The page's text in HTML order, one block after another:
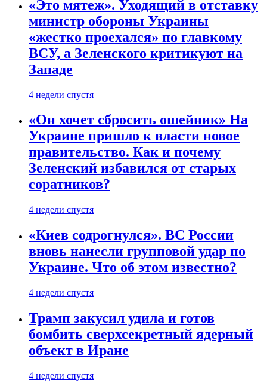
«Это мятеж». Уходящий в отставку
министр обороны Украины
«жестко проехался» по главкому
ВСУ, а Зеленского критикуют на
Западе
4 недели спустя
«Он хочет сбросить ошейник» На
Украине пришло к власти новое
правительство. Как и почему
Зеленский избавился от старых
соратников?
4 недели спустя
«Киев содрогнулся». ВС России
вновь нанесли групповой удар по
Украине. Что об этом известно?
4 недели спустя
Трамп закусил удила и готов
бомбить сверхсекретный ядерный
объект в Иране
4 недели спустя